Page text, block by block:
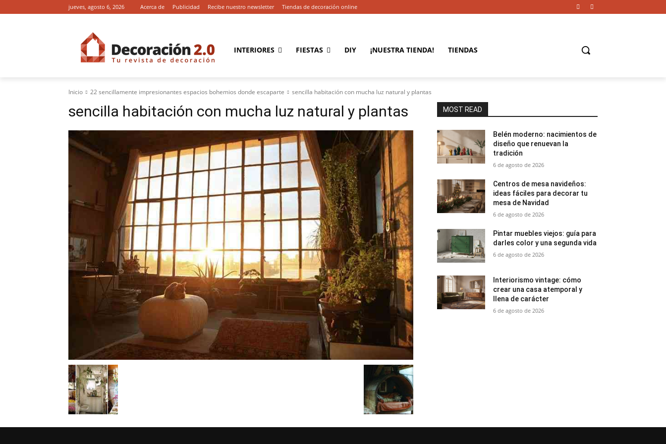
jueves, agosto 6, 2026 Acerca de Publicidad Recibe nuestro newsletter Tiendas de decoración online
INTERIORES FIESTAS DIY ¡NUESTRA TIENDA! TIENDAS
Inicio 22 sencillamente impresionantes espacios bohemios donde escaparte sencilla habitación con mucha luz natural y plantas
sencilla habitación con mucha luz natural y plantas MOST READ
Belén moderno: nacimientos de
diseño que renuevan la
tradición
6 de agosto de 2026
Centros de mesa navideños:
ideas fáciles para decorar tu
mesa de Navidad
6 de agosto de 2026
Pintar muebles viejos: guía para
darles color y una segunda vida
6 de agosto de 2026
Interiorismo vintage: cómo
crear una casa atemporal y
llena de carácter
6 de agosto de 2026